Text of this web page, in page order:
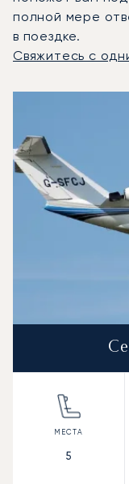
полной мере
в поездке.
Свяжитесь с
Дальность
5